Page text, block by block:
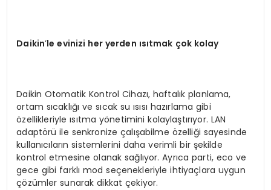
Daikin’le evinizi her yerden ısıtmak çok kolay
Daikin Otomatik Kontrol Cihazı, haftalık planlama,
ortam sıcaklığı ve sıcak su ısısı hazırlama gibi
özellikleriyle ısıtma yönetimini kolaylaştırıyor. LAN
adaptörü ile senkronize çalışabilme özelliği sayesinde
kullanıcıların sistemlerini daha verimli bir şekilde
kontrol etmesine olanak sağlıyor. Ayrıca parti, eco ve
gece gibi farklı mod seçenekleriyle ihtiyaçlara uygun
çözümler sunarak dikkat çekiyor.